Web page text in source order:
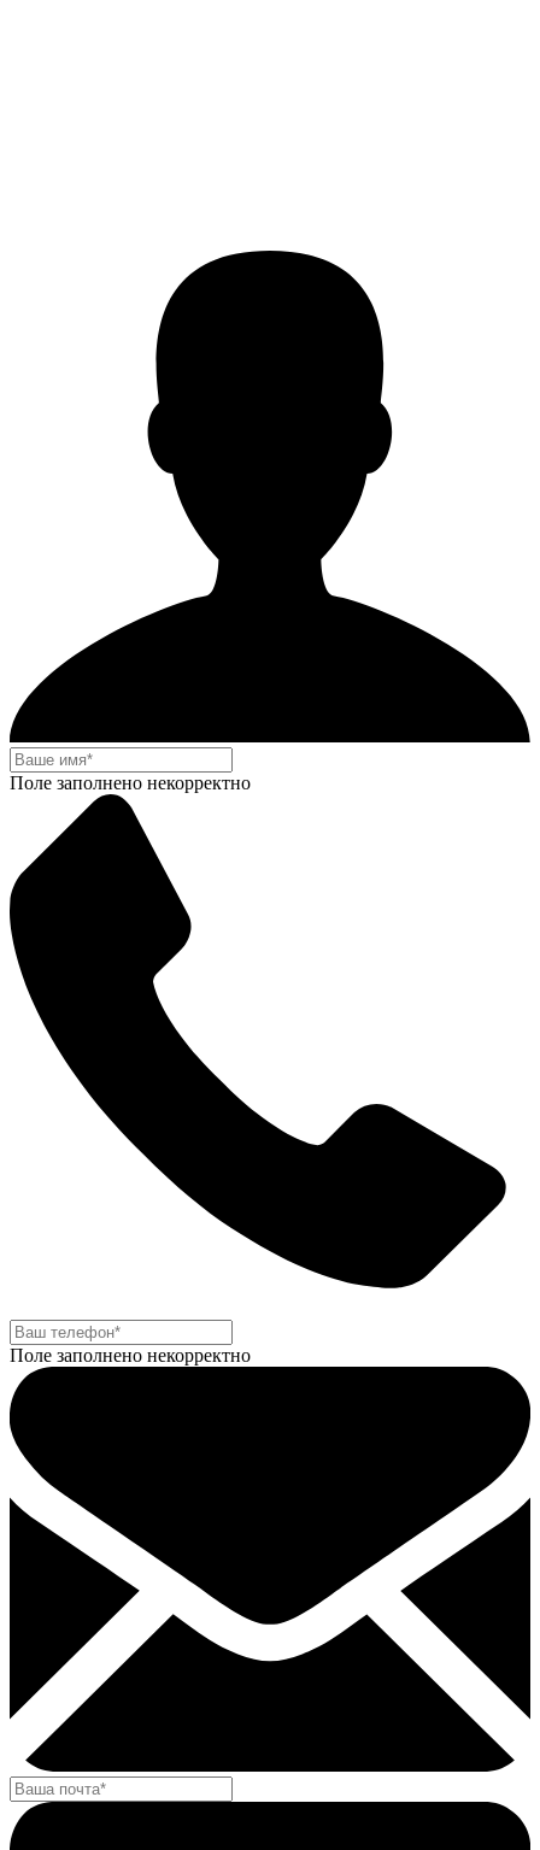
Поле заполнено некорректно
Поле заполнено некорректно